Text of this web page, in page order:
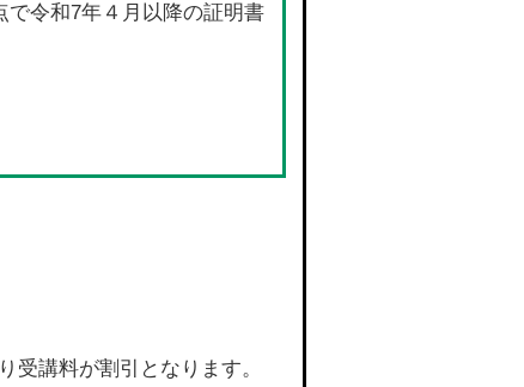
令和7年４月以降の証明書
講料が割引となります。